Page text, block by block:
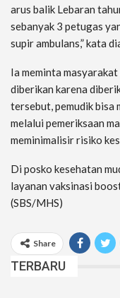
arus balik Lebaran
sebanyak 3 petugas
supir ambulans,” kata
Ia meminta
diberikan karena
tersebut, pemudik bisa
melalui pemeriksaan
meminimalisir risiko
Di posko kesehatan
layanan vaksinasi
(SBS/MHS)
Share
TERBARU